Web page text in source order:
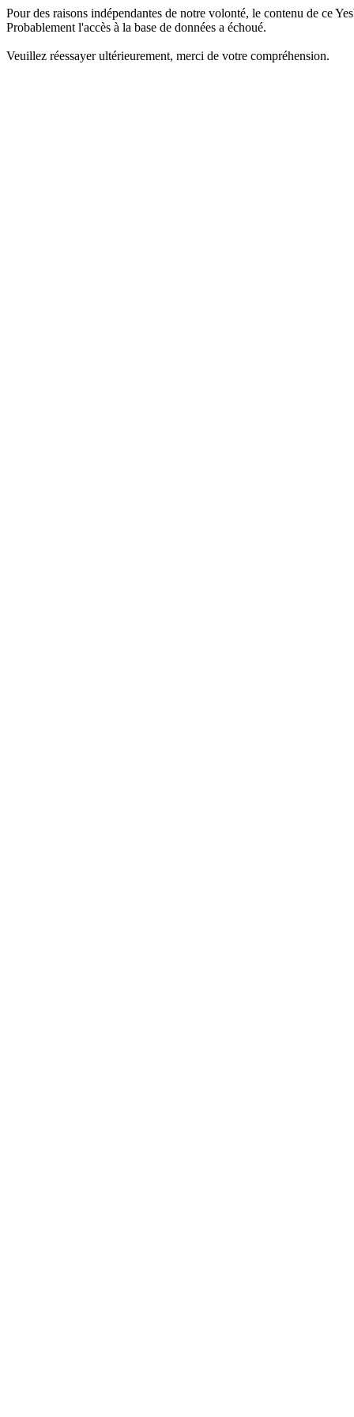
Pour des raisons indépendantes de notre volonté, le contenu de ce
Probablement l'accès à la base de données a échoué.
Veuillez réessayer ultérieurement, merci de votre compréhension.